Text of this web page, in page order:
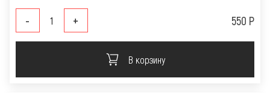
- + 550 Р
В корзину